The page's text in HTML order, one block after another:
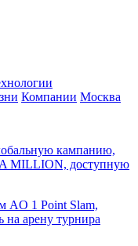
Компании Москва
кампанию,
MILLION, доступную
AO 1 Point Slam,
на арену турнира